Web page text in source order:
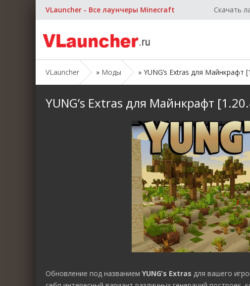
VLauncher - Все лаунчеры Minecraft Скачать
VLauncher » Моды » YUNG’s Extras для Майнкрафт
YUNG’s Extras для Майнкрафт
Обновление под названием YUNG’s Extras для вашего